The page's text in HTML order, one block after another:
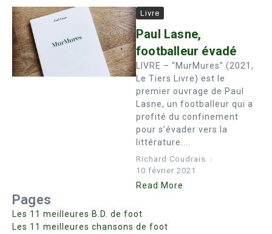
Livre
Paul Lasne,
footballeur évadé
LIVRE – “MurMures” (2021,
Le Tiers Livre) est le
premier ouvrage de Paul
Lasne, un footballeur qui a
profité du confinement
pour s’évader vers la
littérature....
Richard Coudrais
10 février 2021
Read More
Pages
Les 11 meilleures B.D. de foot
Les 11 meilleures chansons de foot